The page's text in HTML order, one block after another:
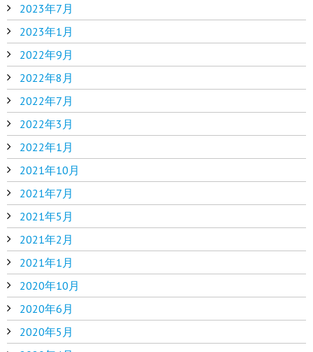
2023年7月
2023年1月
2022年9月
2022年8月
2022年7月
2022年3月
2022年1月
2021年10月
2021年7月
2021年5月
2021年2月
2021年1月
2020年10月
2020年6月
2020年5月